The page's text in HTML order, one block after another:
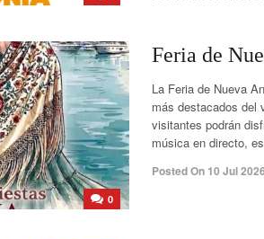
0
Feria de
La Feria de Nueva
más destacados del
visitantes podrán
música en directo,
Posted On 10 Jul 2026